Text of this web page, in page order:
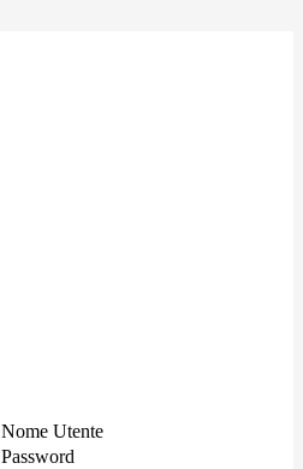
Nome Utente
Password